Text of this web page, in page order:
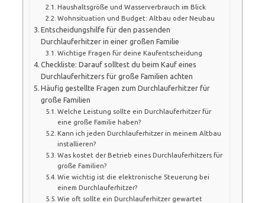
Haushaltsgröße und Wasserverbrauch im Blick
Wohnsituation und Budget: Altbau oder Neubau
Entscheidungshilfe für den passenden
Durchlauferhitzer in einer großen Familie
Wichtige Fragen für deine Kaufentscheidung
Checkliste: Darauf solltest du beim Kauf eines
Durchlauferhitzers für große Familien achten
Häufig gestellte Fragen zum Durchlauferhitzer für
große Familien
Welche Leistung sollte ein Durchlauferhitzer für
eine große Familie haben?
Kann ich jeden Durchlauferhitzer in meinem Altbau
installieren?
Was kostet der Betrieb eines Durchlauferhitzers für
große Familien?
Wie wichtig ist die elektronische Steuerung bei
einem Durchlauferhitzer?
Wie oft sollte ein Durchlauferhitzer gewartet